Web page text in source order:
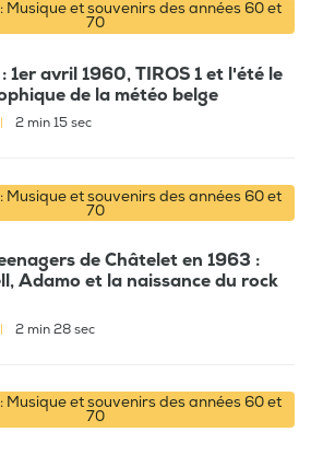
Musique et souvenirs des années 60 et
70
1er avril 1960, TIROS 1 et l'été le
de la météo belge
2 min 15 sec
Musique et souvenirs des années 60 et
70
de Châtelet en 1963 :
Adamo et la naissance du rock
2 min 28 sec
Musique et souvenirs des années 60 et
70